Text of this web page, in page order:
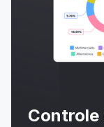
Controle